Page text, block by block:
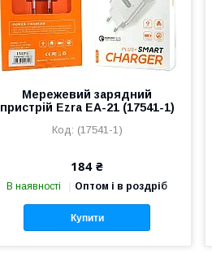
Мережевий зарядний
пристрій Ezra EA-21 (17541-1)
(17541-1)
184 ₴
В наявності Оптом і в роздріб
Купити